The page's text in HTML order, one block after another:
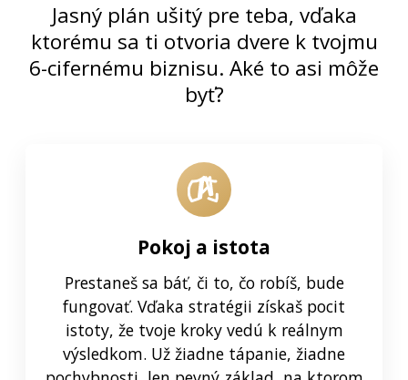
Jasný plán ušitý pre teba, vďaka
ktorému sa ti otvoria dvere k tvojmu
6-cifernému biznisu. Aké to asi môže
byť?
Pokoj a istota
Prestaneš sa báť, či to, čo robíš, bude
fungovať. Vďaka stratégii získaš pocit
istoty, že tvoje kroky vedú k reálnym
výsledkom. Už žiadne tápanie, žiadne